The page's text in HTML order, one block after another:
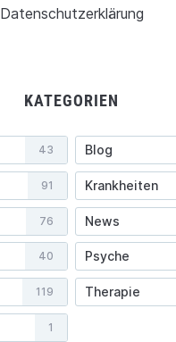
Datenschutzerklärung
KATEGORIEN
43 Blog
91 Krankheiten
76 News
40 Psyche
119 Therapie
1